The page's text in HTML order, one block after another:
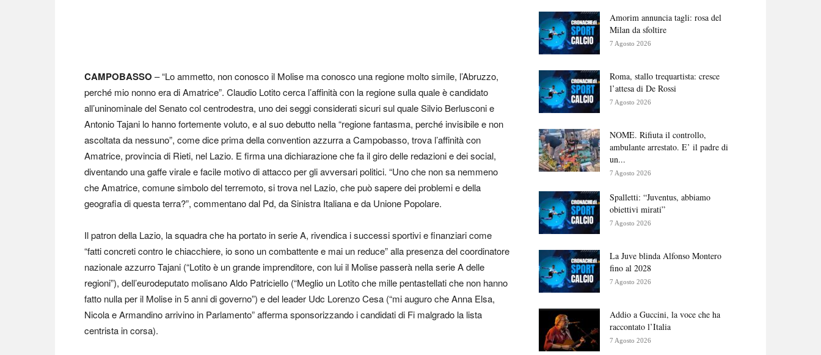
CAMPOBASSO – “Lo ammetto, non conosco il Molise ma conosco una regione molto simile, l’Abruzzo,
perché mio nonno era di Amatrice”. Claudio Lotito cerca l’affinità con la regione sulla quale è candidato
all’uninominale del Senato col centrodestra, uno dei seggi considerati sicuri sul quale Silvio Berlusconi e
Antonio Tajani lo hanno fortemente voluto, e al suo debutto nella “regione fantasma, perché invisibile e non
ascoltata da nessuno”, come dice prima della convention azzurra a Campobasso, trova l’affinità con
Amatrice, provincia di Rieti, nel Lazio. E firma una dichiarazione che fa il giro delle redazioni e dei social,
diventando una gaffe virale e facile motivo di attacco per gli avversari politici. “Uno che non sa nemmeno
che Amatrice, comune simbolo del terremoto, si trova nel Lazio, che può sapere dei problemi e della
geografia di questa terra?”, commentano dal Pd, da Sinistra Italiana e da Unione Popolare.
Il patron della Lazio, la squadra che ha portato in serie A, rivendica i successi sportivi e finanziari come
“fatti concreti contro le chiacchiere, io sono un combattente e mai un reduce” alla presenza del coordinatore
nazionale azzurro Tajani (“Lotito è un grande imprenditore, con lui il Molise passerà nella serie A delle
regioni”), dell’eurodeputato molisano Aldo Patriciello (“Meglio un Lotito che mille pentastellati che non hanno
fatto nulla per il Molise in 5 anni di governo”) e del leader Udc Lorenzo Cesa (“mi auguro che Anna Elsa,
Nicola e Armandino arrivino in Parlamento” afferma sponsorizzando i candidati di Fi malgrado la lista
centrista in corsa).
Amorim annuncia tagli: rosa del
Milan da sfoltire
7 Agosto 2026
Roma, stallo trequartista: cresce
l’attesa di De Rossi
7 Agosto 2026
NOME. Rifiuta il controllo,
ambulante arrestato. E’ il padre di
un...
7 Agosto 2026
Spalletti: “Juventus, abbiamo
obiettivi mirati”
7 Agosto 2026
La Juve blinda Alfonso Montero
fino al 2028
7 Agosto 2026
Addio a Guccini, la voce che ha
raccontato l’Italia
7 Agosto 2026